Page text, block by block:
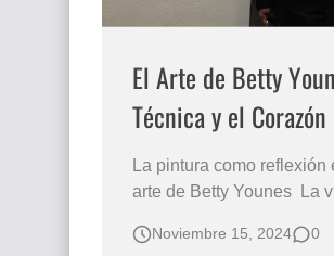
El Arte de Betty
Técnica y el Corazón
La pintura como reflexión
arte de Betty Younes La vida de Betty
Por Mary Vega Coronel.
Noviembre 15, 2024 0